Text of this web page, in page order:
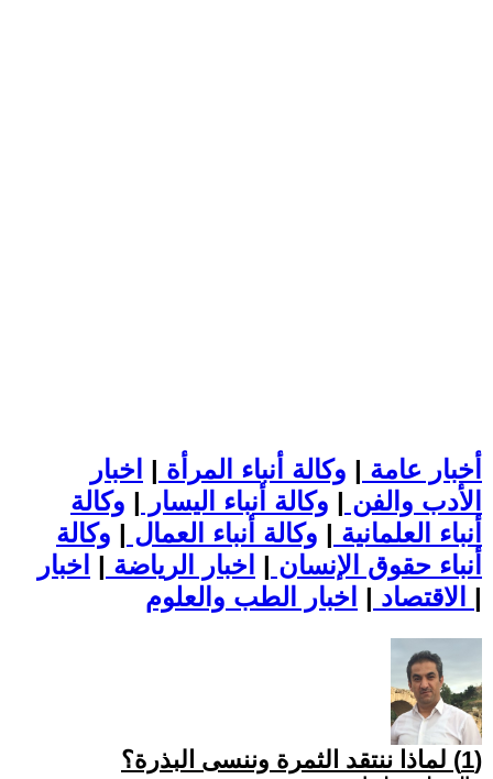
أخبار عامة | وكالة أنباء المرأة | اخبار
الأدب والفن | وكالة أنباء اليسار | وكالة
أنباء العلمانية | وكالة أنباء العمال | وكالة
أنباء حقوق الإنسان | اخبار الرياضة | اخبار
الاقتصاد | |
(1) لماذا ننتقد الثمرة وننسى البذرة؟